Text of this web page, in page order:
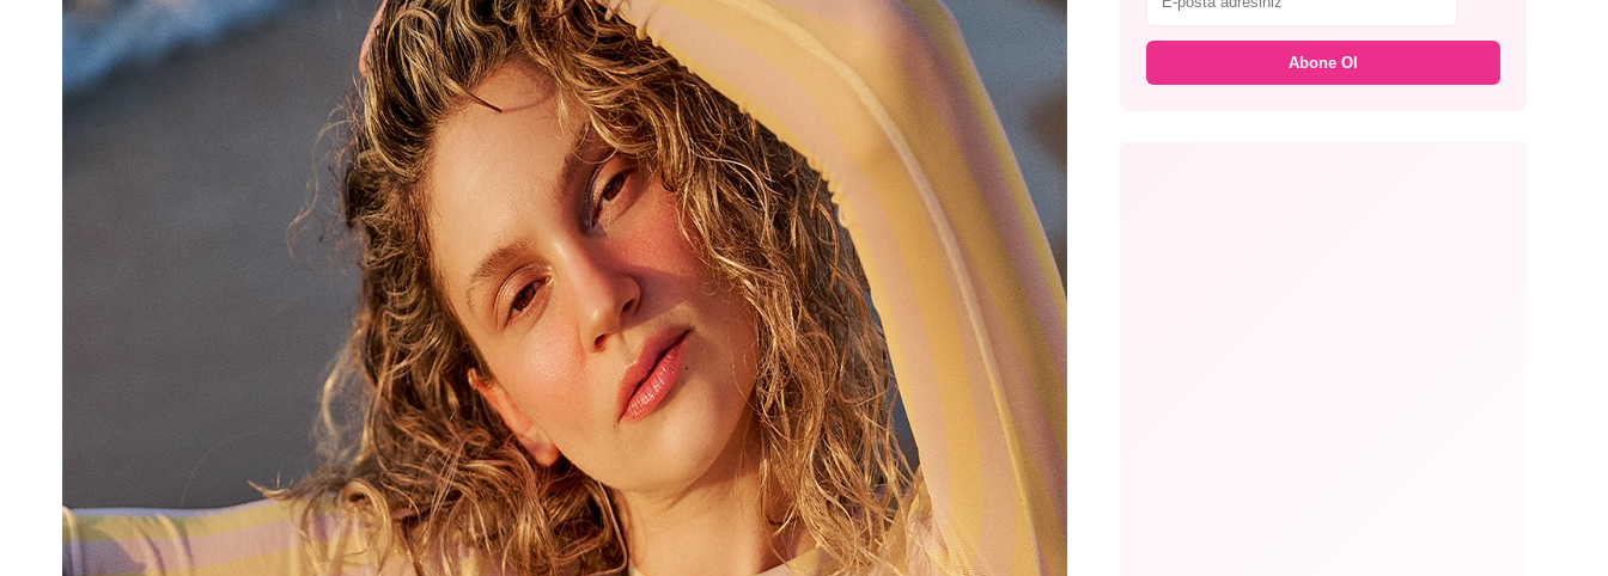
Abone Ol